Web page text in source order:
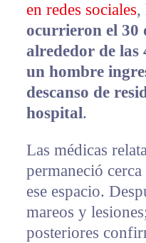
en redes sociales,
ocurrieron el 30
alrededor de las
un hombre
descanso de
hospital.
Las médicas
permaneció
ese espacio.
mareos y
posteriores